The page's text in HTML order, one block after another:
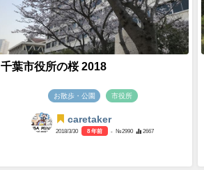
千葉市役所の桜 2018
お散歩・公園 市役所
caretaker
2018/3/30 8 年前 - №2990 2667